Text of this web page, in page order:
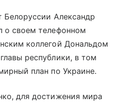
Белоруссии Александр
о своем телефонном
коллегой Дональдом
республики, в том
план по Украине.
для достижения мира